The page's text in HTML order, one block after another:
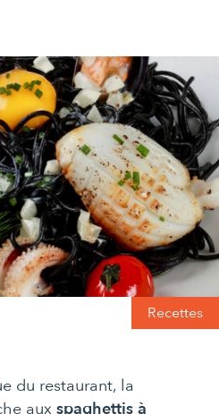
Recettes
du restaurant, la
aux spaghettis à